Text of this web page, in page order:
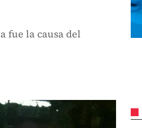
fue la causa del